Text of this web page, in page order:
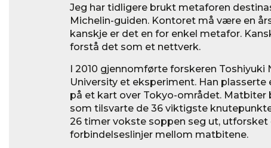
Jeg har tidligere brukt metaforen
Michelin-guiden. Kontoret må være en
kanskje er det en for enkel metafor.
forstå det som et nettverk.
I 2010 gjennomførte forskeren Toshiyuki
University et eksperiment. Han plasserte
på et kart over Tokyo-området. Matbiter
som tilsvarte de 36 viktigste
26 timer vokste soppen seg ut,
forbindelseslinjer mellom matbitene.